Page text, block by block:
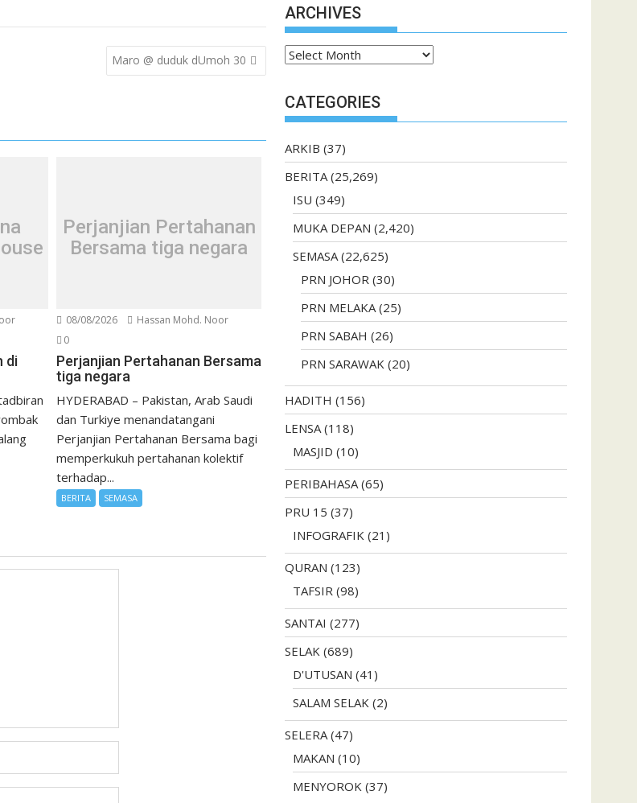
Maro @ duduk dUmoh 30
di
Perjanjian Pertahanan
Bersama tiga negara
08/08/2026
Hassan Mohd. Noor
0
Perjanjian Pertahanan Bersama
tiga negara
HYDERABAD – Pakistan, Arab Saudi
dan Turkiye menandatangani
Perjanjian Pertahanan Bersama bagi
memperkukuh pertahanan kolektif
terhadap...
BERITA SEMASA
ARCHIVES
Archives
CATEGORIES
ARKIB (37)
BERITA (25,269)
ISU (349)
MUKA DEPAN (2,420)
SEMASA (22,625)
PRN JOHOR (30)
PRN MELAKA (25)
PRN SABAH (26)
PRN SARAWAK (20)
HADITH (156)
LENSA (118)
MASJID (10)
PERIBAHASA (65)
PRU 15 (37)
INFOGRAFIK (21)
QURAN (123)
TAFSIR (98)
SANTAI (277)
SELAK (689)
D'UTUSAN (41)
SALAM SELAK (2)
SELERA (47)
MAKAN (10)
MENYOROK (37)